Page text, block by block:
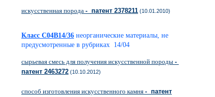
искусственная порода - патент 2378211 (10.01.2010)
Класс C04B14/36 неорганические материалы, не
предусмотренные в рубриках 14/04
сырьевая смесь для получения искусственной породы -
патент 2463272 (10.10.2012)
способ изготовления искусственного камня - патент